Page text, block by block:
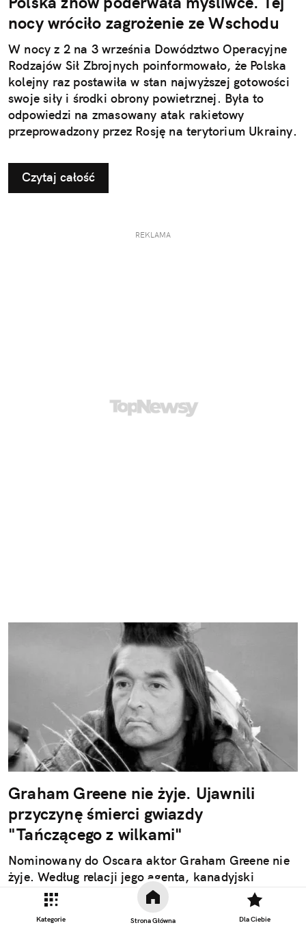
Kategorie Strona Główna Dla Ciebie
nocy wróciło zagrożenie ze Wschodu
W nocy z 2 na 3 września Dowództwo Operacyjne
Rodzajów Sił Zbrojnych poinformowało, że Polska
kolejny raz postawiła w stan najwyższej gotowości
swoje siły i środki obrony powietrznej. Była to
odpowiedzi na zmasowany atak rakietowy
przeprowadzony przez Rosję na terytorium Ukrainy.
Czytaj całość
REKLAMA
Graham Greene nie żyje. Ujawnili
przyczynę śmierci gwiazdy
"Tańczącego z wilkami"
Nominowany do Oscara aktor Graham Greene nie
żyje. Według relacji jego agenta, kanadyjski
artysta, który przez lata święcił triumfy w
Hollywood, zmarł "po długiej chorobie".